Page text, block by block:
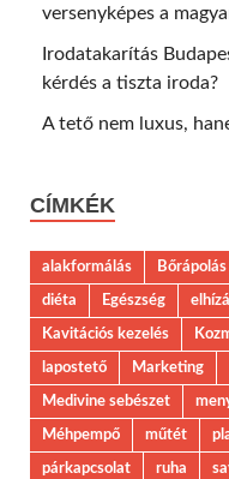
versenyképes a
Irodatakarítás
kérdés a tiszta iroda?
A tető nem luxus,
CÍMKÉK
alakformálás Bőrápolás
diéta
Egészség
Kavitációs kezelés
lapostető
Marketing
Medivine sebészet
Méhpempő
műtét
párkapcsolat
ruha